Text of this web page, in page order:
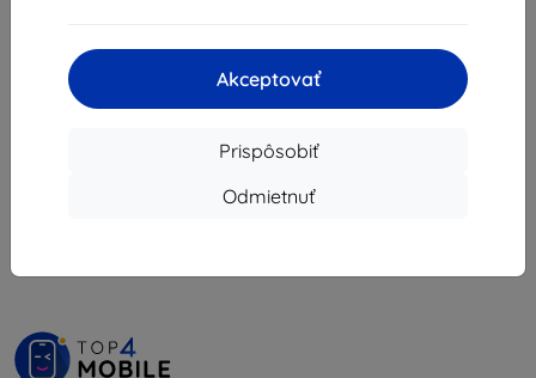
Akceptovať
Prispôsobiť
Odmietnuť